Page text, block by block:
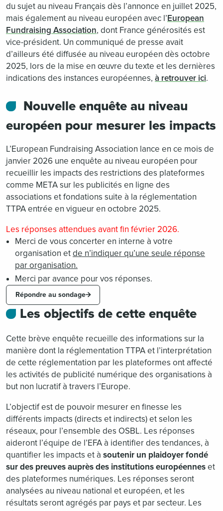
du sujet au niveau Français dès l’annonce en juillet 2025,
mais également au niveau européen avec l’European
Fundraising Association, dont France générosités est
vice-président. Un communiqué de presse avait
d’ailleurs été diffusée au niveau européen dès octobre
2025, lors de la mise en œuvre du texte et les dernières
indications des instances européennes, à retrouver ici.
Nouvelle enquête au niveau
européen pour mesurer les impacts
L’European Fundraising Association lance en ce mois de
janvier 2026 une enquête au niveau européen pour
recueillir les impacts des restrictions des plateformes
comme META sur les publicités en ligne des
associations et fondations suite à la réglementation
TTPA entrée en vigueur en octobre 2025.
Les réponses attendues avant fin février 2026.
Merci de vous concerter en interne à votre
organisation etde n’indiquer qu’une seule réponse
par organisation.
Merci par avance pour vos réponses.
Répondre au sondage
Les objectifs de cette enquête
Cette brève enquête recueille des informations sur la
manière dont la réglementation TTPA et l’interprétation
de cette réglementation par les plateformes ont affecté
les activités de publicité numérique des organisations à
but non lucratif à travers l’Europe.
L’objectif est de pouvoir mesurer en finesse les
différents impacts (directs et indirects) et selon les
réseaux, pour l’ensemble des OSBL. Les réponses
aideront l’équipe de l’EFA à identifier des tendances, à
quantifier les impacts et à soutenir un plaidoyer fondé
sur des preuves auprès des institutions européenneset
des plateformes numériques. Les réponses seront
analysées au niveau national et européen, et les
résultats seront agrégés par pays et par secteur. Les